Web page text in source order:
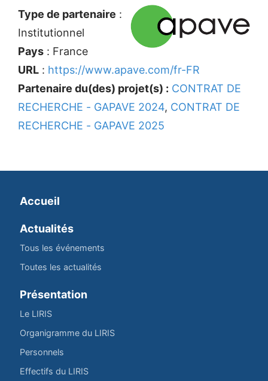
Type de partenaire :
Institutionnel
Pays : France
URL : https://www.apave.com/fr-FR
Partenaire du(des) projet(s) : CONTRAT DE
RECHERCHE - GAPAVE 2024, CONTRAT DE
RECHERCHE - GAPAVE 2025
Accueil
Actualités
Tous les événements
Toutes les actualités
Présentation
Le LIRIS
Organigramme du LIRIS
Personnels
Effectifs du LIRIS